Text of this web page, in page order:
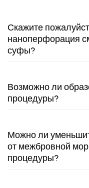
Скажите
наноперфорация
суфы?
Возможно ли
процедуры?
Можно ли
от межбровной
процедуры?